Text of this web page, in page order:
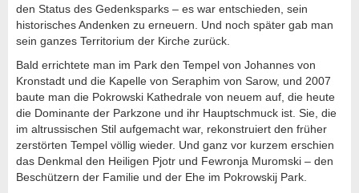
den Status des Gedenksparks – es war entschieden, sein
historisches Andenken zu erneuern. Und noch später gab man
sein ganzes Territorium der Kirche zurück.
Bald errichtete man im Park den Tempel von Johannes von
Kronstadt und die Kapelle von Seraphim von Sarow, und 2007
baute man die Pokrowski Kathedrale von neuem auf, die heute
die Dominante der Parkzone und ihr Hauptschmuck ist. Sie, die
im altrussischen Stil aufgemacht war, rekonstruiert den früher
zerstörten Tempel völlig wieder. Und ganz vor kurzem erschien
das Denkmal den Heiligen Pjotr und Fewronja Muromski – den
Beschützern der Familie und der Ehe im Pokrowskij Park.